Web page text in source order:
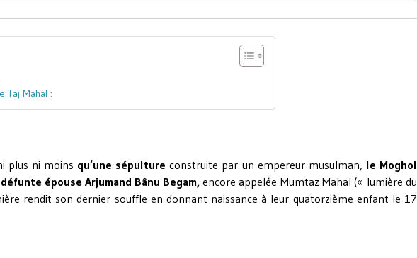
Taj Mahal :
plus ni moins qu’une sépultureconstruite par un empereur musulman, le Moghol
épouse Arjumand Bânu Begam, encore appelée Mumtaz Mahal (« lumière du
rendit son dernier souffle en donnant naissance à leur quatorzième enfant le 17